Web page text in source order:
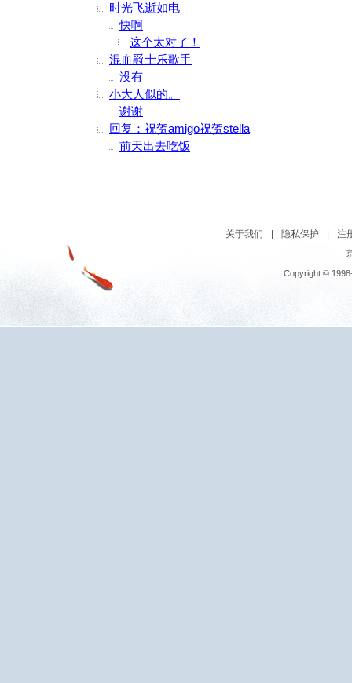
时光飞逝如电
快啊
这个太对了！
混血爵士乐歌手
没有
小大人似的。
谢谢
回复：祝贺amigo祝贺stella
前天出去吃饭
关于我们 隐私保护
注
Copyright ©